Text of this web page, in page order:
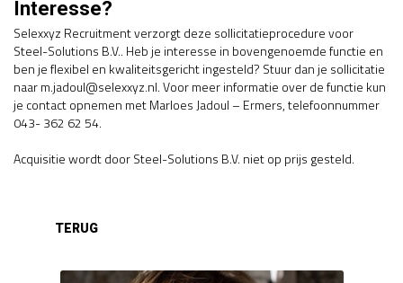
Interesse?
Selexxyz Recruitment verzorgt deze sollicitatieprocedure voor
Steel-Solutions B.V.. Heb je interesse in bovengenoemde functie en
ben je flexibel en kwaliteitsgericht ingesteld? Stuur dan je sollicitatie
naar m.jadoul@selexxyz.nl. Voor meer informatie over de functie kun
je contact opnemen met Marloes Jadoul – Ermers, telefoonnummer
043- 362 62 54.
Acquisitie wordt door Steel-Solutions B.V. niet op prijs gesteld.